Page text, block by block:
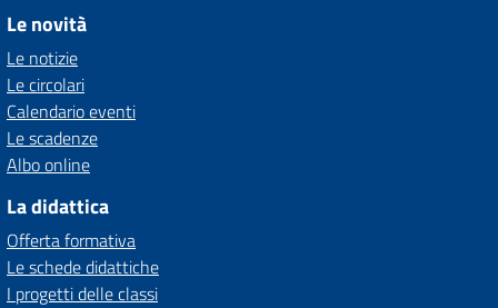
Le novità
Le notizie
Le circolari
Calendario eventi
Le scadenze
Albo online
La didattica
Offerta formativa
Le schede didattiche
I progetti delle classi